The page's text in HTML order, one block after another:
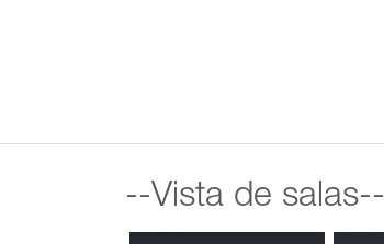
--Vista de salas--